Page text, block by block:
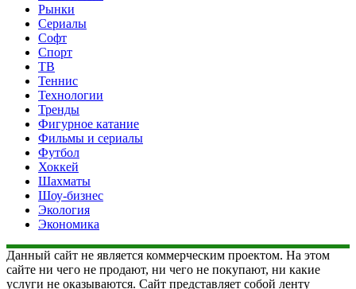
Рынки
Сериалы
Софт
Спорт
ТВ
Теннис
Технологии
Тренды
Фигурное катание
Фильмы и сериалы
Футбол
Хоккей
Шахматы
Шоу-бизнес
Экология
Экономика
Данный сайт не является коммерческим проектом. На этом
сайте ни чего не продают, ни чего не покупают, ни какие
услуги не оказываются. Сайт представляет собой ленту